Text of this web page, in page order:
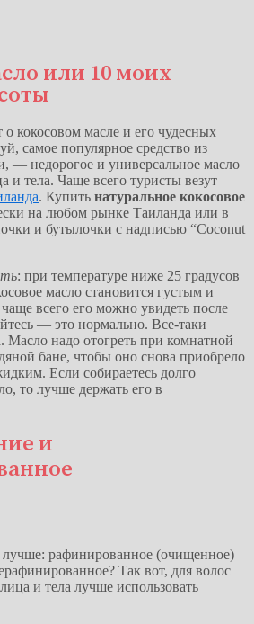
или 10 моих
о кокосовом масле и его чудесных
самое популярное средство из
— недорогое и универсальное масло
и тела. Чаще всего туристы везут
. Купить натуральное кокосовое
на любом рынке Таиланда или в
и бутылочки с надписью “Coconut
: при температуре ниже 25 градусов
масло становится густым и
всего его можно увидеть после
— это нормально. Все-таки
Масло надо отогреть при комнатной
бане, чтобы оно снова приобрело
Если собираетесь долго
то лучше держать его в
и
рафинированное (очищенное)
Так вот, для волос
и тела лучше использовать